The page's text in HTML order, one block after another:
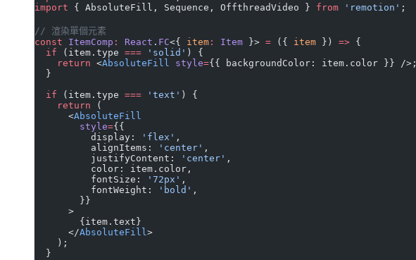
import { AbsoluteFill, Sequence, OffthreadVideo } from 'remotion' ;
// 渲染單個元素
const ItemComp : React . FC<{ item : Item }> = ({ item }) => {
  if
(item.type === 'solid' ) {
    return
<AbsoluteFill style={{ backgroundColor: item.color }} />;
  }
  if
(item.type === 'text' ) {
    return
(
      <
AbsoluteFill
        style
={{
          display:
'flex' ,
          alignItems:
'center' ,
          justifyContent:
'center' ,
          color: item.color,
          fontSize:
'72px' ,
          fontWeight:
'bold' ,
        }}
      >
        {item.text}
      </
AbsoluteFill>
    );
  }